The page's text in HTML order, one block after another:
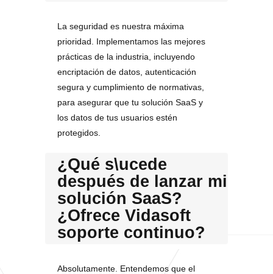
La seguridad es nuestra máxima
prioridad. Implementamos las mejores
prácticas de la industria, incluyendo
encriptación de datos, autenticación
segura y cumplimiento de normativas,
para asegurar que tu solución SaaS y
los datos de tus usuarios estén
protegidos.
¿Qué s\ucede
después de lanzar mi
solución SaaS?
¿Ofrece Vidasoft
soporte continuo?
Absolutamente. Entendemos que el